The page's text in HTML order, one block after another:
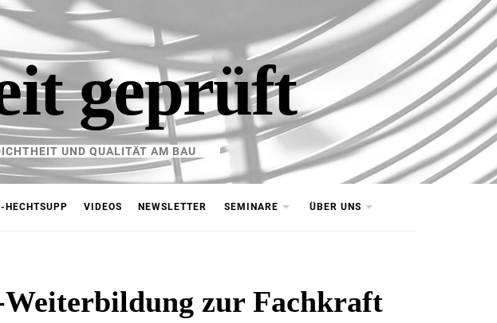
geprüft
UND QUALITÄT AM BAU
HECHTSUPP VIDEOS NEWSLETTER SEMINARE ÜBER UNS
Weiterbildung zur Fachkraft